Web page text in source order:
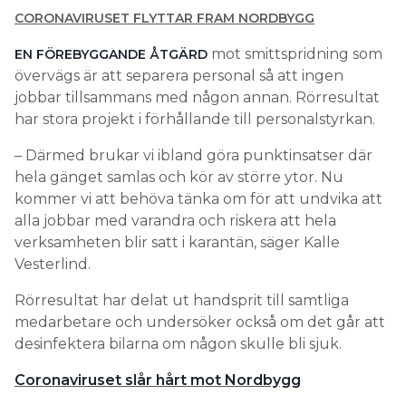
CORONAVIRUSET FLYTTAR FRAM NORDBYGG
EN FÖREBYGGANDE ÅTGÄRD mot smittspridning som
övervägs är att separera personal så att ingen
jobbar tillsammans med någon annan. Rörresultat
har stora projekt i förhållande till personalstyrkan.
– Därmed brukar vi ibland göra punktinsatser där
hela gänget samlas och kör av större ytor. Nu
kommer vi att behöva tänka om för att undvika att
alla jobbar med varandra och riskera att hela
verksamheten blir satt i karantän, säger Kalle
Vesterlind.
Rörresultat har delat ut handsprit till samtliga
medarbetare och undersöker också om det går att
desinfektera bilarna om någon skulle bli sjuk.
Coronaviruset slår hårt mot Nordbygg